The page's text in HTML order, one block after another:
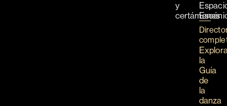
y
certámenes
la
Guía
de
la
danza